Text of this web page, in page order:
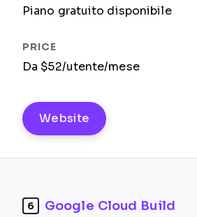
Piano gratuito disponibile
Da $52/utente/mese
Website
6 Google Cloud Build